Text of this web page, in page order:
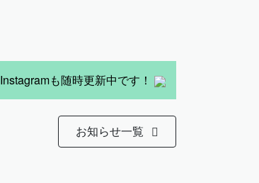
Instagramも随時更新中です！
お知らせ一覧